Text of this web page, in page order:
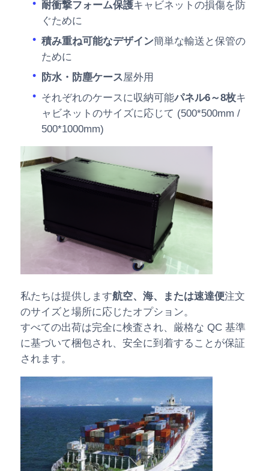
耐衝撃フォーム保護キャビネットの損傷を防
ぐために
積み重ね可能なデザイン簡単な輸送と保管の
ために
防水・防塵ケース屋外用
それぞれのケースに収納可能パネル6～8枚キ
ャビネットのサイズに応じて (500*500mm /
500*1000mm)
私たちは提供します航空、海、または速達便注文
のサイズと場所に応じたオプション。
すべての出荷は完全に検査され、厳格な QC 基準
に基づいて梱包され、安全に到着することが保証
されます。